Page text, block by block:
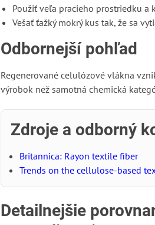
Použiť veľa pracieho prostriedku a
Vešať ťažký mokrý kus tak, že sa
Odbornejší pohľad
Regenerované celulózové vlákna
výrobok než samotná chemická
Zdroje a odborný
Britannica: Rayon textile fiber
Trends on the cellulose-based
Detailnejšie